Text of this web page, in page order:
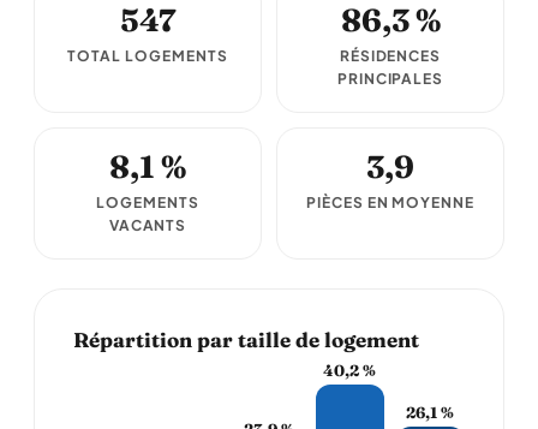
547
TOTAL LOGEMENTS
86,3 %
RÉSIDENCES
PRINCIPALES
8,1 %
LOGEMENTS
VACANTS
3,9
PIÈCES EN MOYENNE
Répartition par taille de logement
40,2 %
26,1 %